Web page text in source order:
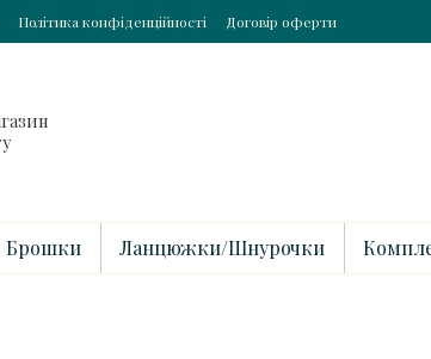
Політика конфіденційності Договір оферти
Брошки Ланцюжки/Шнурочки